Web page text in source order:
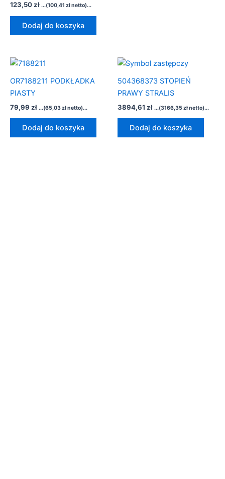
123,50zł ...(100,41 złnetto)...
Dodaj do koszyka
OR7188211 PODKŁADKA
PIASTY
79,99 zł ...(65,03złnetto)...
Dodaj do koszyka
504368373 STOPIEŃ
PRAWY STRALIS
3894,61 zł ...(3166,35złnetto)...
Dodaj do koszyka